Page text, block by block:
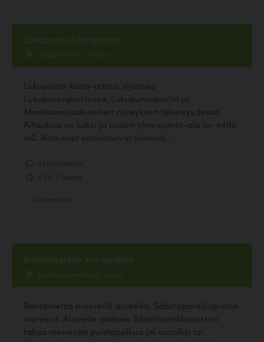
Lukupuron koirapuisto
Lukupurontie 1, Espoo
Lukupuron koira-aitaus sijaitsee
Lukupuronpuistossa, Lukupuronportin ja
Mankkaanlaaksontien risteyksen läheisyydessä.
Aitauksia on kaksi ja niiden yhteispinta-ala on 4400
m2. Aitaukset valmistuivat vuonna...
Rantametsän koirapuisto
Koukkuniementie 4, Espoo
Rantametsä nimisellä alueella, Säästöpankkiopiston
vieressä. Alueelle pääsee Säästöpankkiopiston
takaa menevää puistopolkua (ei autolla) tai